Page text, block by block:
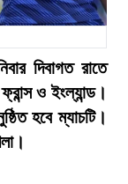
দিবাগত রাতে
ও ইংল্যান্ড।
হবে ম্যাচটি।